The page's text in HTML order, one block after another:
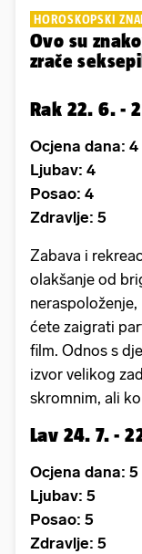
HOROSKOPSKI
Ovo su
zrače
Rak 22. 6. -
Ocjena dana: 4
Ljubav: 4
Posao: 4
Zdravlje: 5
Zabava i
olakšanje od
ćete zaigrati
film. Odnos s
izvor velikog
skromnim, ali
Lav 24. 7. -
Ocjena dana: 5
Ljubav: 5
Posao: 5
Zdravlje: 5